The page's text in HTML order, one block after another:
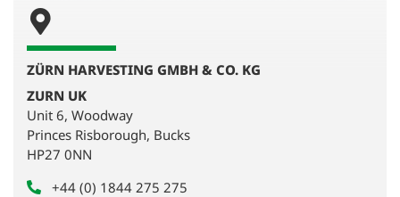
ZÜRN HARVESTING GMBH & CO. KG
ZURN UK
Unit 6, Woodway
Princes Risborough, Bucks
HP27 0NN
+44 (0) 1844 275 275